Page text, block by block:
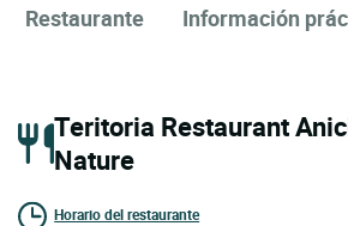
Restaurante Información
Teritoria Restaurant
Nature
Horario del restaurante